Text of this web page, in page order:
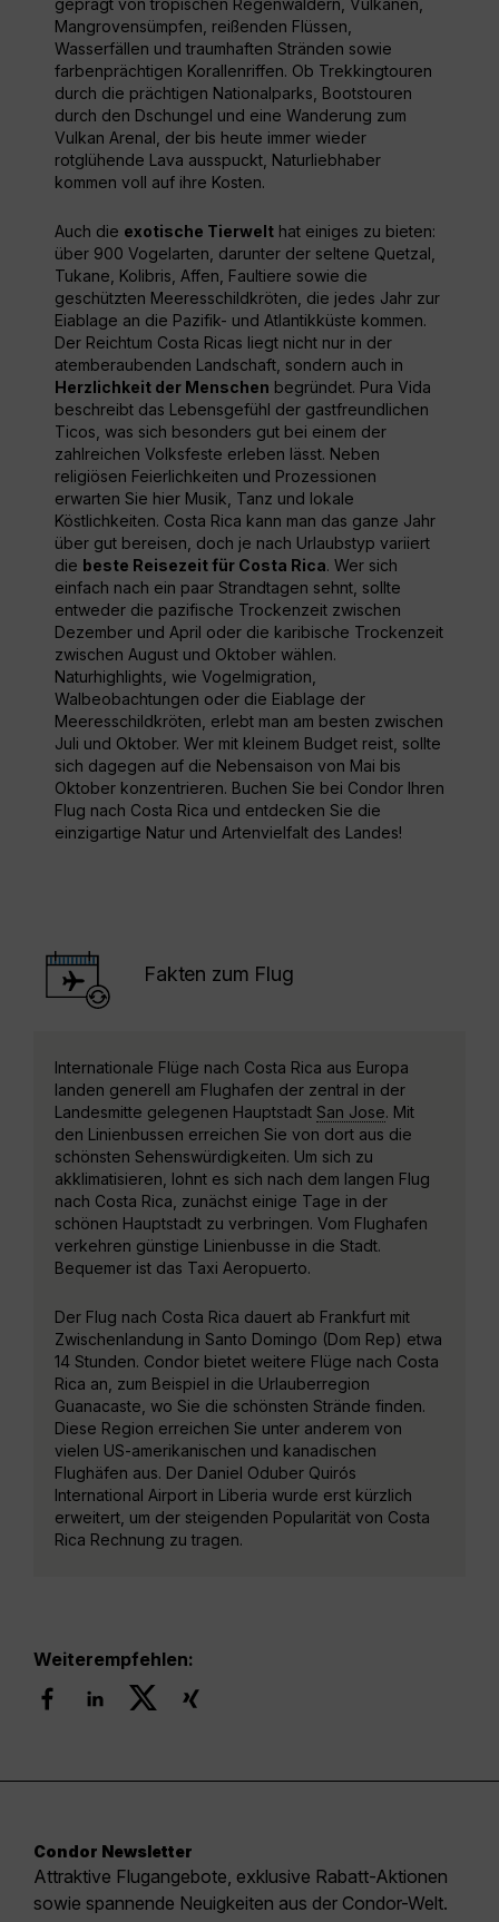
geprägt von tropischen Regenwäldern, Vulkanen,
Mangrovensümpfen, reißenden Flüssen,
Wasserfällen und traumhaften Stränden sowie
farbenprächtigen Korallenriffen. Ob Trekkingtouren
durch die prächtigen Nationalparks, Bootstouren
durch den Dschungel und eine Wanderung zum
Vulkan Arenal, der bis heute immer wieder
rotglühende Lava ausspuckt, Naturliebhaber
kommen voll auf ihre Kosten.
Auch die exotische Tierwelt hat einiges zu bieten:
über 900 Vogelarten, darunter der seltene Quetzal,
Tukane, Kolibris, Affen, Faultiere sowie die
geschützten Meeresschildkröten, die jedes Jahr zur
Eiablage an die Pazifik- und Atlantikküste kommen.
Der Reichtum Costa Ricas liegt nicht nur in der
atemberaubenden Landschaft, sondern auch in
Herzlichkeit der Menschen begründet. Pura Vida
beschreibt das Lebensgefühl der gastfreundlichen
Ticos, was sich besonders gut bei einem der
zahlreichen Volksfeste erleben lässt. Neben
religiösen Feierlichkeiten und Prozessionen
erwarten Sie hier Musik, Tanz und lokale
Köstlichkeiten. Costa Rica kann man das ganze Jahr
über gut bereisen, doch je nach Urlaubstyp variiert
die beste Reisezeit für Costa Rica. Wer sich
einfach nach ein paar Strandtagen sehnt, sollte
entweder die pazifische Trockenzeit zwischen
Dezember und April oder die karibische Trockenzeit
zwischen August und Oktober wählen.
Naturhighlights, wie Vogelmigration,
Walbeobachtungen oder die Eiablage der
Meeresschildkröten, erlebt man am besten zwischen
Juli und Oktober. Wer mit kleinem Budget reist, sollte
sich dagegen auf die Nebensaison von Mai bis
Oktober konzentrieren. Buchen Sie bei Condor Ihren
Flug nach Costa Rica und entdecken Sie die
einzigartige Natur und Artenvielfalt des Landes!
Fakten zum Flug
Internationale Flüge nach Costa Rica aus Europa
landen generell am Flughafen der zentral in der
Landesmitte gelegenen Hauptstadt San Jose. Mit
den Linienbussen erreichen Sie von dort aus die
schönsten Sehenswürdigkeiten. Um sich zu
akklimatisieren, lohnt es sich nach dem langen Flug
nach Costa Rica, zunächst einige Tage in der
schönen Hauptstadt zu verbringen. Vom Flughafen
verkehren günstige Linienbusse in die Stadt.
Bequemer ist das Taxi Aeropuerto.
Der Flug nach Costa Rica dauert ab Frankfurt mit
Zwischenlandung in Santo Domingo (Dom Rep) etwa
14 Stunden. Condor bietet weitere Flüge nach Costa
Rica an, zum Beispiel in die Urlauberregion
Guanacaste, wo Sie die schönsten Strände finden.
Diese Region erreichen Sie unter anderem von
vielen US-amerikanischen und kanadischen
Flughäfen aus. Der Daniel Oduber Quirós
International Airport in Liberia wurde erst kürzlich
erweitert, um der steigenden Popularität von Costa
Rica Rechnung zu tragen.
Weiterempfehlen:
Condor Newsletter
Attraktive Flugangebote, exklusive Rabatt-Aktionen
sowie spannende Neuigkeiten aus der Condor-Welt.